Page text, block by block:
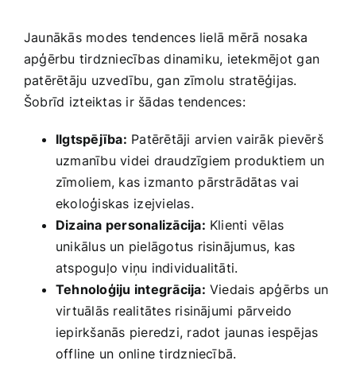
Jaunākās modes tendences‌ lielā mērā nosaka
apģērbu tirdzniecības dinamiku, ietekmējot gan
patērētāju uzvedību, ‍gan zīmolu stratēģijas.‍
Šobrīd ⁢izteiktas ir šādas tendences:
Ilgtspējība: Patērētāji arvien vairāk pievērš
uzmanību videi draudzīgiem produktiem un
zīmoliem,​ kas izmanto pārstrādātas ​vai
ekoloģiskas⁢ izejvielas.
Dizaina personalizācija: Klienti ⁤vēlas
unikālus un pielāgotus risinājumus, kas
atspoguļo ‌viņu individualitāti.
Tehnoloģiju ​integrācija: Viedais apģērbs un
virtuālās realitātes risinājumi pārveido
iepirkšanās pieredzi, radot jaunas iespējas
offline un online tirdzniecībā.